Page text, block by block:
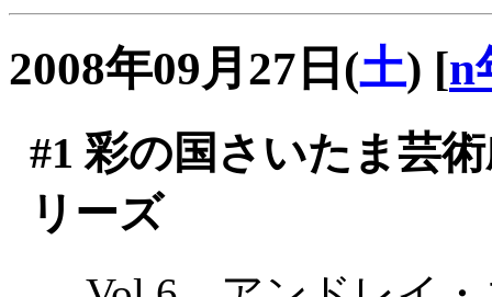
2008年09月27日(土) [n
#1 彩の国さいたま芸
リーズ